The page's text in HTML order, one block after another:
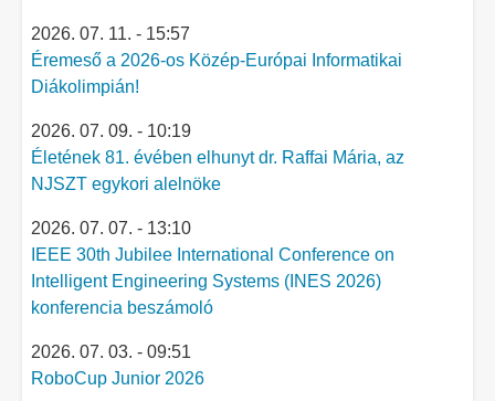
2026. 07. 11. - 15:57
Éremeső a 2026-os Közép-Európai Informatikai
Diákolimpián!
2026. 07. 09. - 10:19
Életének 81. évében elhunyt dr. Raffai Mária, az
NJSZT egykori alelnöke
2026. 07. 07. - 13:10
IEEE 30th Jubilee International Conference on
Intelligent Engineering Systems (INES 2026)
konferencia beszámoló
2026. 07. 03. - 09:51
RoboCup Junior 2026